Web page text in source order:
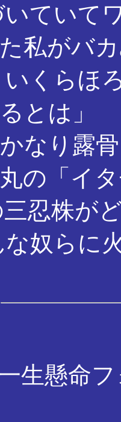
いていて
私がバ
いくらほ
とは」
なり露
の「イ
忍株が
奴らに
生懸命